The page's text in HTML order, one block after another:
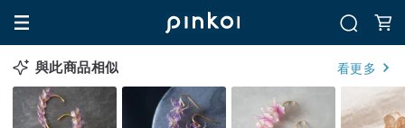
與此商品相似 看更多